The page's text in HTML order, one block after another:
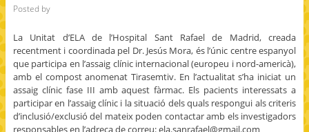
Posted by
La Unitat d’ELA de l’Hospital Sant Rafael de Madrid, creada
recentment i coordinada pel Dr. Jesús Mora, és l’únic centre espanyol
que participa en l’assaig clínic internacional (europeu i nord-americà),
amb el compost anomenat Tirasemtiv. En l’actualitat s’ha iniciat un
assaig clínic fase III amb aquest fàrmac. Els pacients interessats a
participar en l’assaig clínic i la situació dels quals respongui als criteris
d’inclusió/exclusió del mateix poden contactar amb els investigadors
responsables en l’adreça de correu: ela.sanrafael@gmail.com